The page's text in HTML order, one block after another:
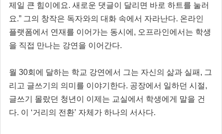
제일 큰 힘이에요. 새로운 댓글이 달리면 바로 하트를 눌러
요.” 그의 창작은 독자와의 대화 속에서 자라난다. 온라인
플랫폼에서 연재를 이어가는 동시에, 오프라인에서는 학생
을 직접 만나는 강연을 이어간다.
월 30회에 달하는 학교 강연에서 그는 자신의 삶과 실패, 그
리고 글쓰기의 의미를 이야기한다. 공장에서 일하던 시절,
글쓰기 몰랐던 청년이 이제는 교실에서 학생에게 말을 건
다. 이 ‘거리의 전환’ 자체가 하나의 서사다.